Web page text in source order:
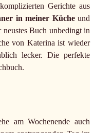
Gerichte aus
in meiner Kücheund
Buch unbedingt in
von Katerina ist wieder
lecker. Die perfekte
am Wochenende auch